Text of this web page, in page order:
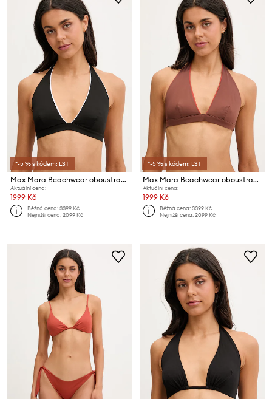
*-5 % s kódem: LST
Max Mara Beachwear oboustranná koupací podprsenka dámská ABAZIA
Aktuální cena:
1999 Kč
Běžná cena:3399 Kč
Nejnižší cena:2099 Kč
*-5 % s kódem: LST
Max Mara Beachwear oboustranná koupací podprsenka dámská ABAZIA
Aktuální cena:
1999 Kč
Běžná cena:3399 Kč
Nejnižší cena:2099 Kč